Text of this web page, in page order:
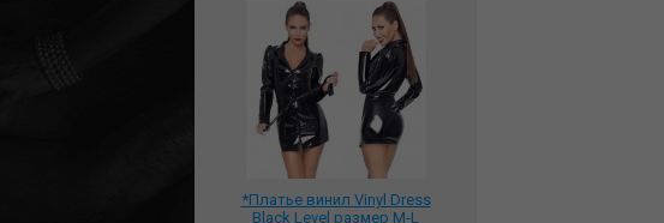
*Платье винил Vinyl Dress
Black Level размер M-L